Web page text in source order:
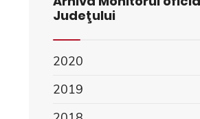
Judeţului
2020
2019